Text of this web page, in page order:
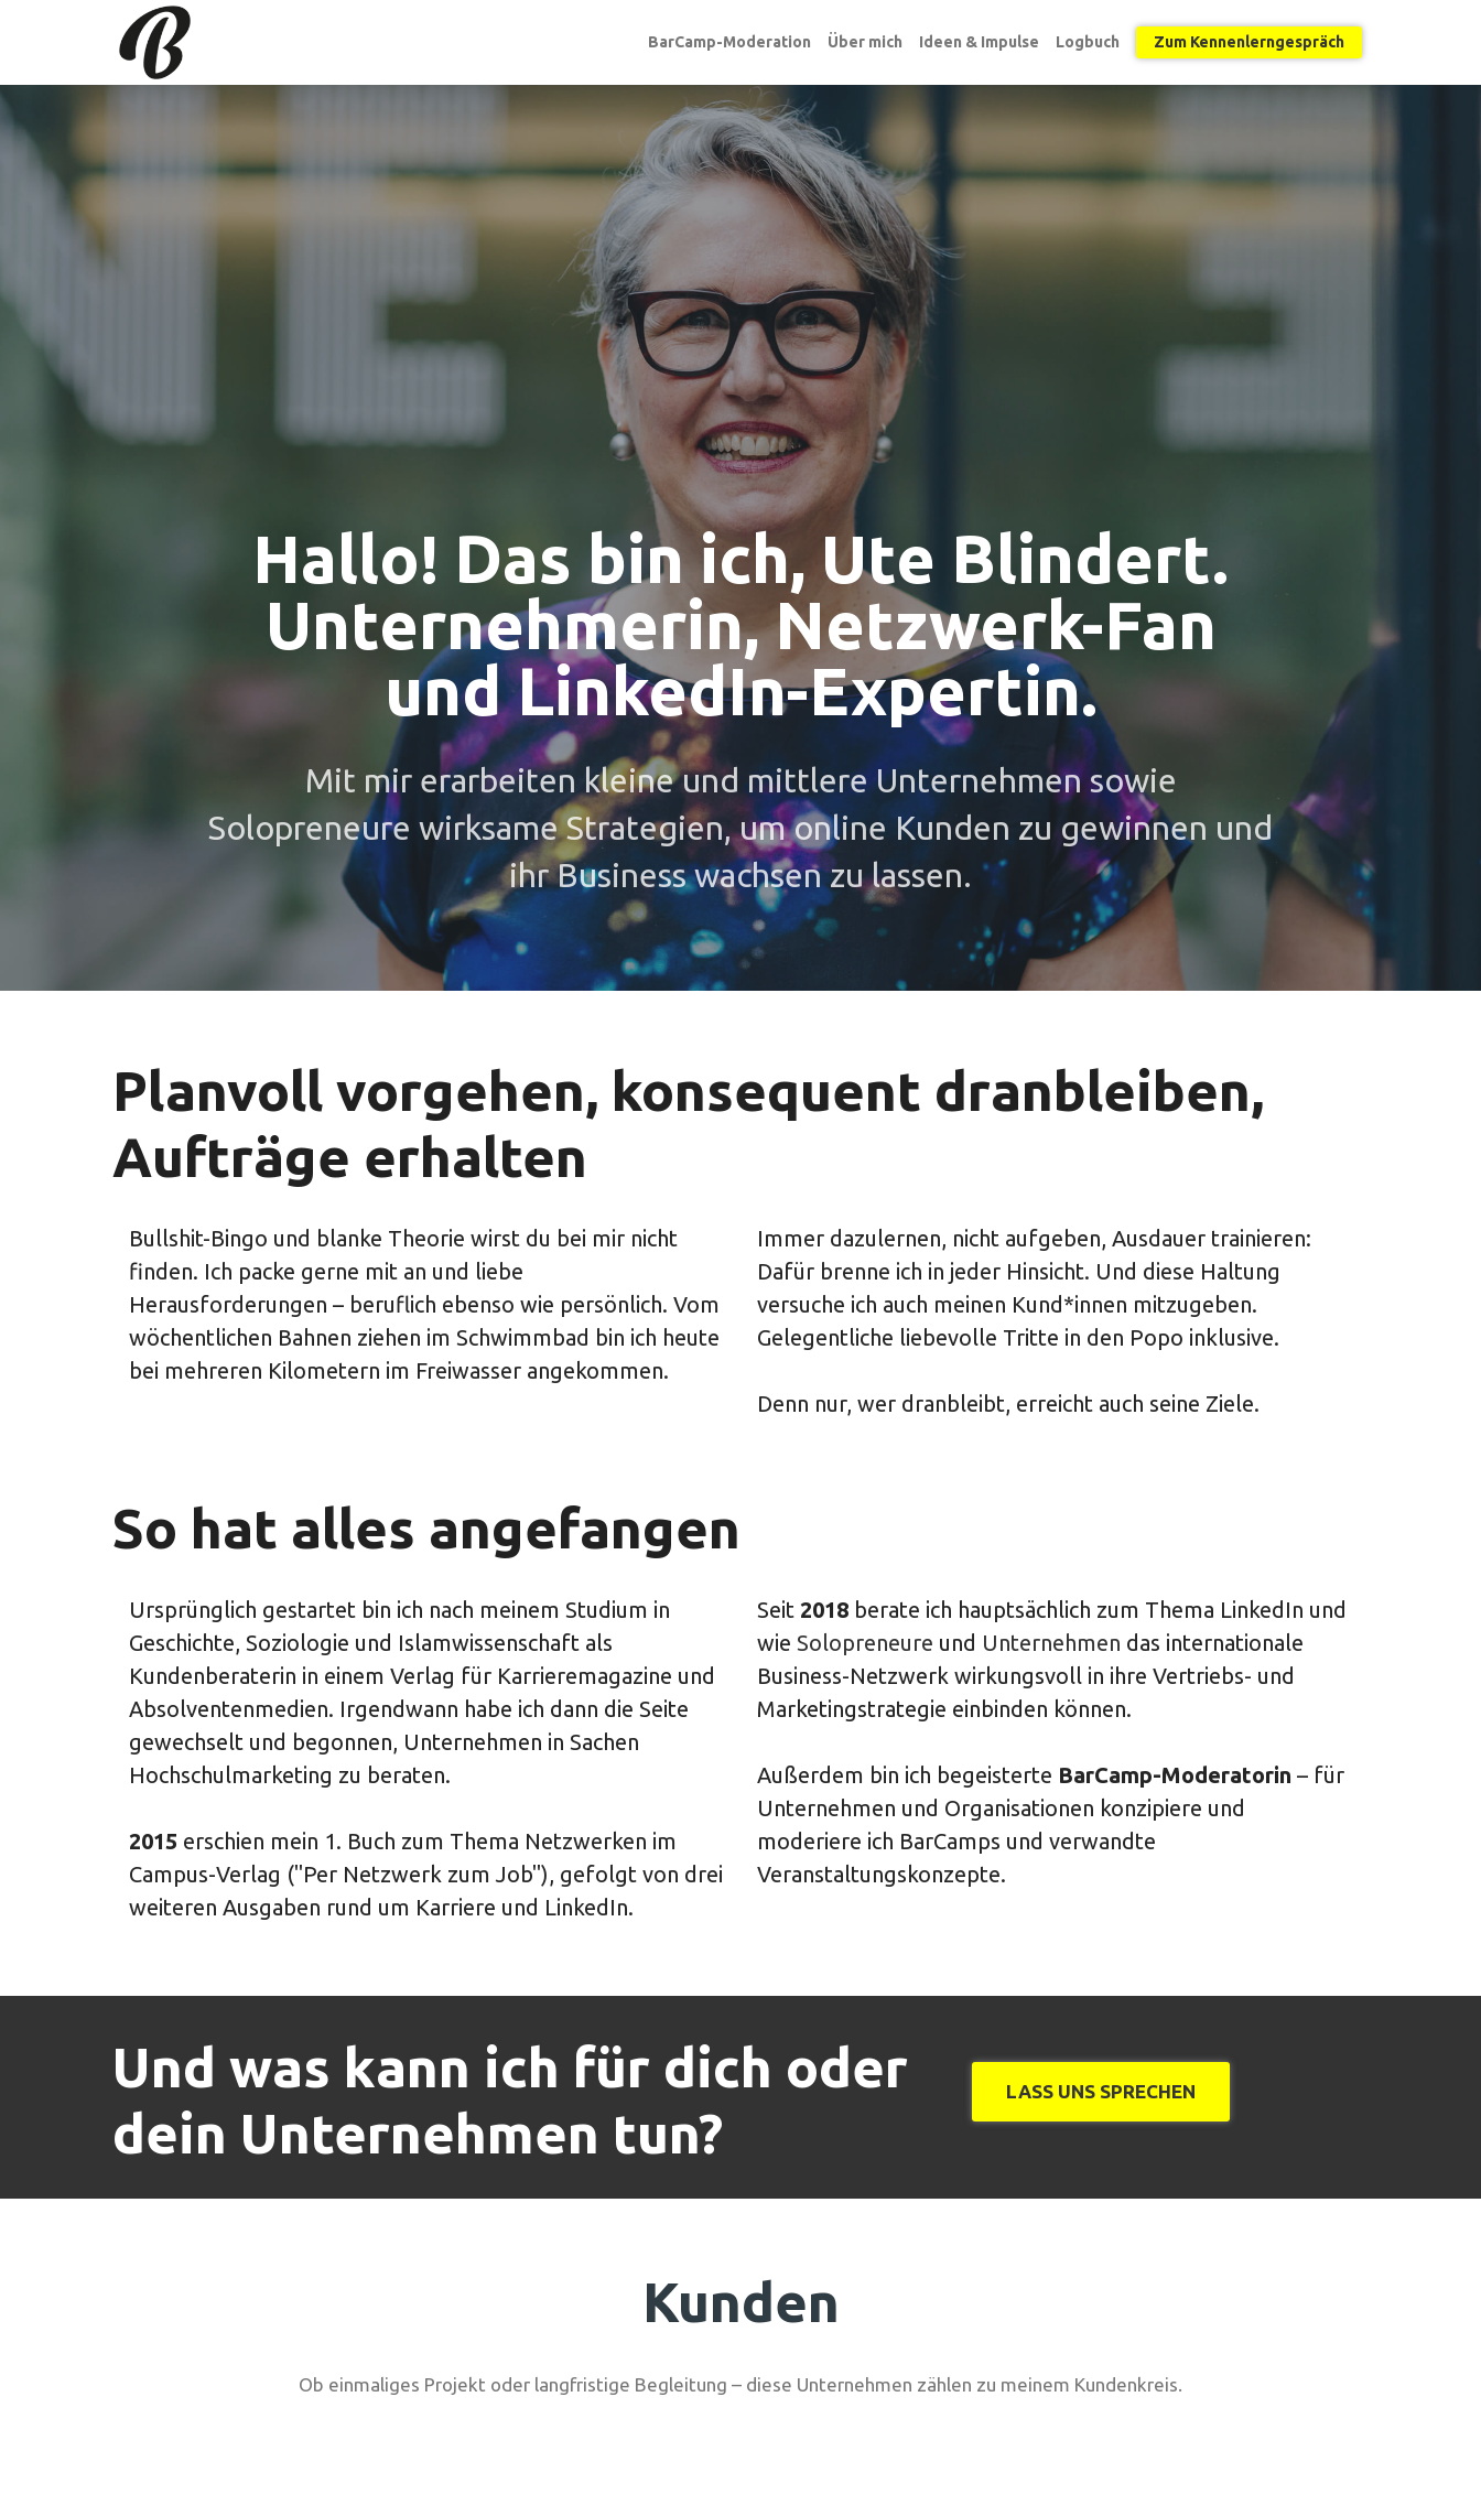
BarCamp-Moderation Über mich Ideen & Impulse Logbuch Zum Kennenlerngespräch
Hallo! Das bin ich, Ute Blindert.
Unternehmerin, Netzwerk-Fan
und LinkedIn-Expertin.
Mit mir erarbeiten kleine und mittlere Unternehmen sowie
Solopreneure wirksame Strategien, um online Kunden zu gewinnen und
ihr Business wachsen zu lassen.
Planvoll vorgehen, konsequent dranbleiben,
Aufträge erhalten
Bullshit-Bingo und blanke Theorie wirst du bei mir nicht
finden. Ich packe gerne mit an und liebe
Herausforderungen – beruflich ebenso wie persönlich. Vom
wöchentlichen Bahnen ziehen im Schwimmbad bin ich heute
bei mehreren Kilometern im Freiwasser angekommen.
Immer dazulernen, nicht aufgeben, Ausdauer trainieren:
Dafür brenne ich in jeder Hinsicht. Und diese Haltung
versuche ich auch meinen Kund*innen mitzugeben.
Gelegentliche liebevolle Tritte in den Popo inklusive.
Denn nur, wer dranbleibt, erreicht auch seine Ziele.
So hat alles angefangen
Ursprünglich gestartet bin ich nach meinem Studium in
Geschichte, Soziologie und Islamwissenschaft als
Kundenberaterin in einem Verlag für Karrieremagazine und
Absolventenmedien. Irgendwann habe ich dann die Seite
gewechselt und begonnen, Unternehmen in Sachen
Hochschulmarketing zu beraten.
2015 erschien mein 1. Buch zum Thema Netzwerken im
Campus-Verlag ("Per Netzwerk zum Job"), gefolgt von drei
weiteren Ausgaben rund um Karriere und LinkedIn.
Seit 2018 berate ich hauptsächlich zum Thema LinkedIn und
wie Solopreneure und Unternehmen das internationale
Business-Netzwerk wirkungsvoll in ihre Vertriebs- und
Marketingstrategie einbinden können.
Außerdem bin ich begeisterte BarCamp-Moderatorin – für
Unternehmen und Organisationen konzipiere und
moderiere ich BarCamps und verwandte
Veranstaltungskonzepte.
Und was kann ich für dich oder
dein Unternehmen tun?
LASS UNS SPRECHEN
Kunden
Ob einmaliges Projekt oder langfristige Begleitung – diese Unternehmen zählen zu meinem Kundenkreis.